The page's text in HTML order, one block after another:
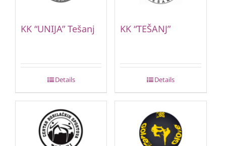
KK “UNIJA” Tešanj
Details
KK “TEŠANJ”
Details